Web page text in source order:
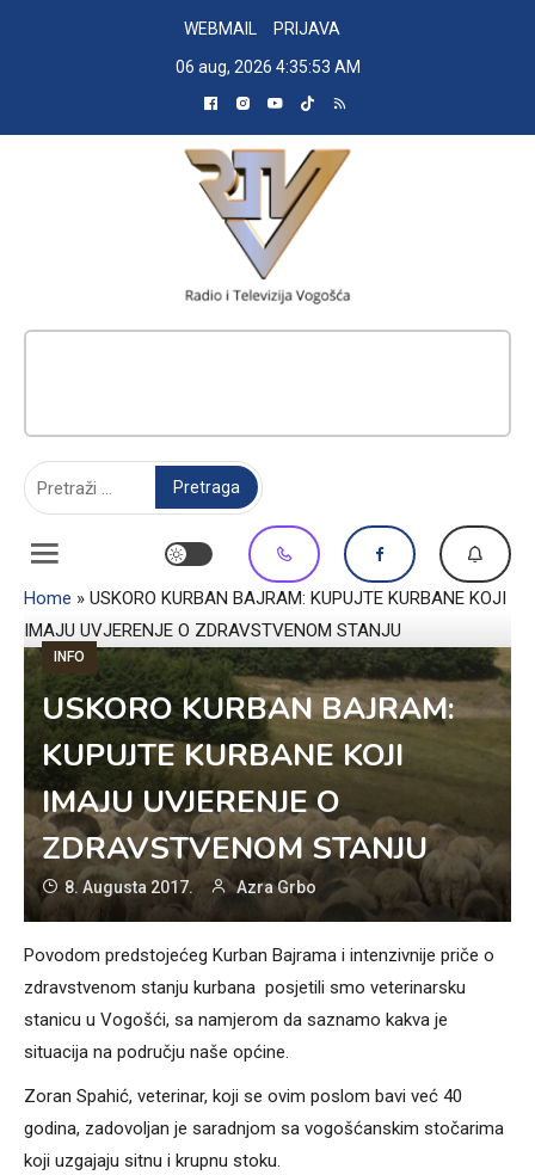
WEBMAIL
PRIJAVA
06 aug, 2026 4:35:54 AM
Home » USKORO KURBAN BAJRAM: KUPUJTE KURBANE KOJI
IMAJU UVJERENJE O ZDRAVSTVENOM STANJU
INFO
USKORO KURBAN BAJRAM:
KUPUJTE KURBANE KOJI
IMAJU UVJERENJE O
ZDRAVSTVENOM STANJU
8. Augusta 2017. Azra Grbo
Povodom predstojećeg Kurban Bajrama i intenzivnije priče o
zdravstvenom stanju kurbana posjetili smo veterinarsku
stanicu u Vogošći, sa namjerom da saznamo kakva je
situacija na području naše općine.
Zoran Spahić, veterinar, koji se ovim poslom bavi već 40
godina, zadovoljan je saradnjom sa vogošćanskim stočarima
koji uzgajaju sitnu i krupnu stoku.